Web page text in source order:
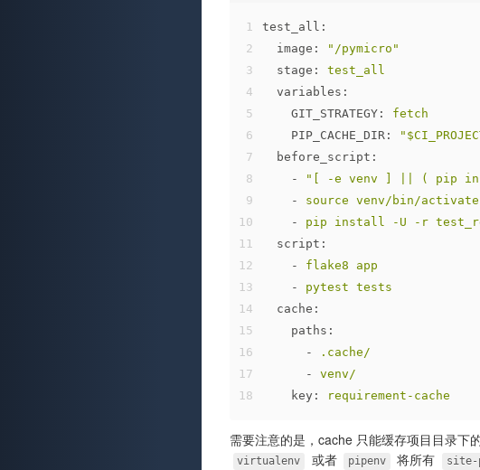
1
2
3
4
5
6
7
8
9
10
11
12
13
14
15
16
17
18
test_all:
image:
"/pymicro"
stage:
test_all
variables:
GIT_STRATEGY:
fetch
PIP_CACHE_DIR:
before_script:
-
"[ -e venv ] || ( pip
-
source venv/bin/activate
-
pip install -U -r
script:
-
flake8
app
-
pytest tests
cache:
paths:
-
.cache/
-
venv/
key:
requirement-cache
需要注意的是，cache 只能缓存项目目录下
virtualenv 或者 pipenv 将所有 site-